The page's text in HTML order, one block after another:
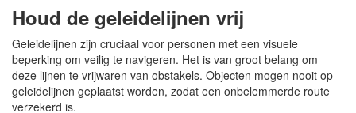
Houd de geleidelijnen vrij
Geleidelijnen zijn cruciaal voor personen met een visuele
beperking om veilig te navigeren. Het is van groot belang om
deze lijnen te vrijwaren van obstakels. Objecten mogen nooit op
geleidelijnen geplaatst worden, zodat een onbelemmerde route
verzekerd is.